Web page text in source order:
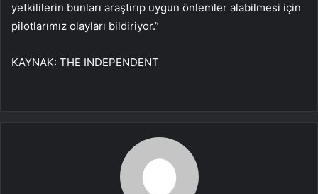
yetkililerin bunları araştırıp uygun önlemler alabilmesi için
pilotlarımız olayları bildiriyor.”
KAYNAK: THE INDEPENDENT